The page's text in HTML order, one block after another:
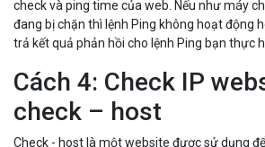
check và ping time của web. Nếu như máy
đang bị chặn thì lệnh Ping không hoạt động
trả kết quả phản hồi cho lệnh Ping bạn thực
Cách 4: Check IP
check – host
Check - host là một website được sử dụng